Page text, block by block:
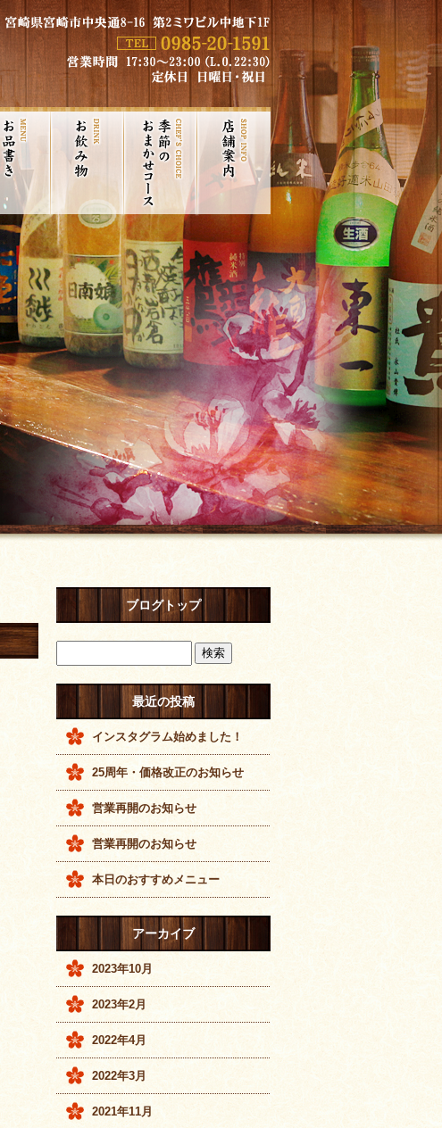
ブログトップ
最近の投稿
インスタグラム始めました！
25周年・価格改正のお知らせ
営業再開のお知らせ
営業再開のお知らせ
本日のおすすめメニュー
アーカイブ
2023年10月
2023年2月
2022年4月
2022年3月
2021年11月